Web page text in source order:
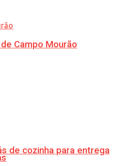
de cozinha para entrega
Campo Mourão